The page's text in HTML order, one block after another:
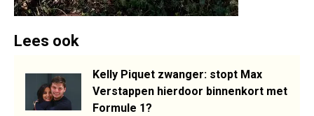
Lees ook
Kelly Piquet zwanger: stopt Max
Verstappen hierdoor binnenkort met
Formule 1?